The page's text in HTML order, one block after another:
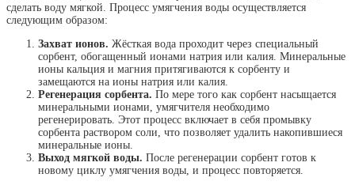
сделать воду мягкой. Процесс умягчения воды осуществляется
следующим образом:
Захват ионов. Жёсткая вода проходит через специальный
сорбент, обогащенный ионами натрия или калия. Минеральные
ионы кальция и магния притягиваются к сорбенту и
замещаются на ионы натрия или калия.
Регенерация сорбента. По мере того как сорбент насыщается
минеральными ионами, умягчителя необходимо
регенерировать. Этот процесс включает в себя промывку
сорбента раствором соли, что позволяет удалить накопившиеся
минеральные ионы.
Выход мягкой воды. После регенерации сорбент готов к
новому циклу умягчения воды, и процесс повторяется.